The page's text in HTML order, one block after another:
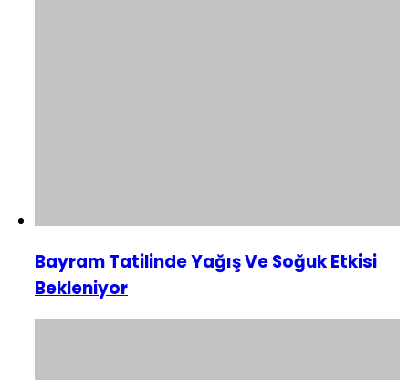
Bayram Tatilinde Yağış Ve Soğuk Etkisi
Bekleniyor